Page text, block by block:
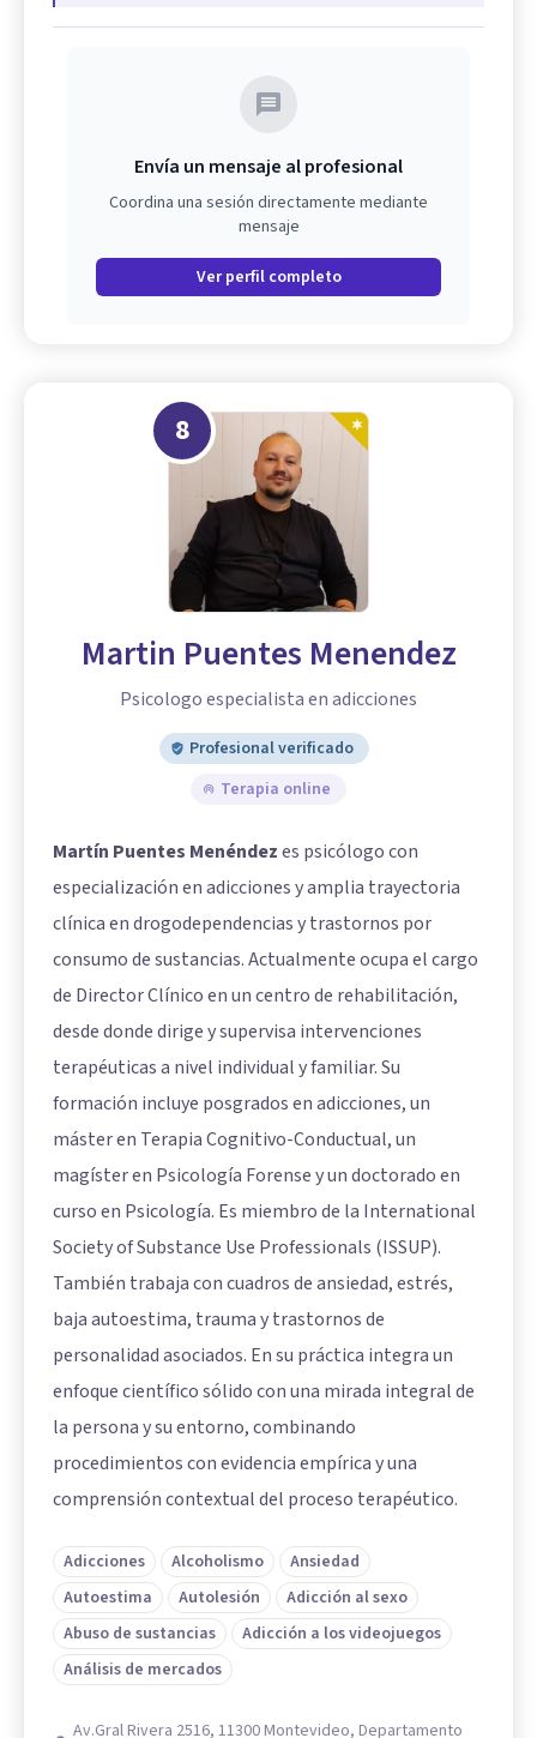
Envía un mensaje al profesional
Coordina una sesión directamente mediante
mensaje
Ver perfil completo
8
Martin Puentes Menendez
Psicologo especialista en adicciones
Profesional verificado
Terapia online
Martín Puentes Menéndezes psicólogo con
especialización en adicciones y amplia trayectoria
clínica en drogodependencias y trastornos por
consumo de sustancias. Actualmente ocupa el cargo
de Director Clínico en un centro de rehabilitación,
desde donde dirige y supervisa intervenciones
terapéuticas a nivel individual y familiar. Su
formación incluye posgrados en adicciones, un
máster en Terapia Cognitivo-Conductual, un
magíster en Psicología Forense y un doctorado en
curso en Psicología. Es miembro de la International
Society of Substance Use Professionals (ISSUP).
También trabaja con cuadros de ansiedad, estrés,
baja autoestima, trauma y trastornos de
personalidad asociados. En su práctica integra un
enfoque científico sólido con una mirada integral de
la persona y su entorno, combinando
procedimientos con evidencia empírica y una
comprensión contextual del proceso terapéutico.
Adicciones Alcoholismo
Ansiedad
Autoestima
Autolesión
Adicción al sexo
Abuso de sustancias
Adicción a los videojuegos
Análisis de mercados
Av.Gral Rivera 2516, 11300 Montevideo, Departamento